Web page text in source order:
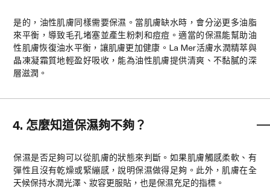
是的，油性肌膚同樣需要保濕。當肌膚缺水時，會分泌更多油脂
來平衡，導致毛孔堵塞並產生粉刺和痘痘。適當的保濕能幫助油
性肌膚恢復油水平衡，讓肌膚更加健康。La Mer活膚水潤精萃與
晶凍凝霜質地輕盈好吸收，能為油性肌膚提供清爽、不黏膩的深
層滋潤。
4. 怎麼知道保濕夠不夠？
保濕是否足夠可以從肌膚的狀態來判斷。如果肌膚觸感柔軟、有
彈性且沒有乾燥或緊繃感，說明保濕做得足夠。此外，肌膚在全
天候保持水潤光澤、妝容更服貼，也是保濕充足的指標。